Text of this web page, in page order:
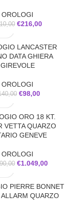
OROLOGI
€216,00
LANCASTER
DATA GHIERA
GIREVOLE
OROLOGI
€98,00
ORO 18 KT.
VETTA QUARZO
GENEVE
OROLOGI
€1.049,00
PIERRE BONNET
ALLARM QUARZO